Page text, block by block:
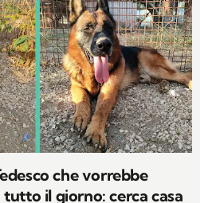
che vorrebbe
il giorno: cerca casa